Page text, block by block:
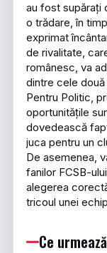
au fost supărați
o trădare, în
exprimat
de rivalitate,
românesc, va
dintre cele
Pentru Politic,
oportunitățile
dovedească
juca pentru un
De asemenea,
fanilor FCSB-
alegerea
tricoul unei
Ce